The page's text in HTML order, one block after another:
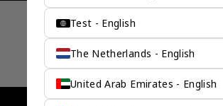
Test - English
The Netherlands - English
United Arab Emirates - English